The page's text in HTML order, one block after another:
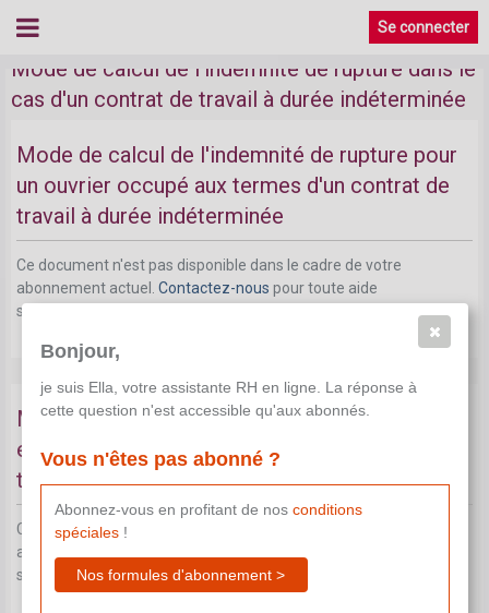
Se connecter
Mode de calcul de l'indemnité de rupture
Mode de calcul de l'indemnité de rupture dans le
cas d'un contrat de travail à durée indéterminée
Mode de calcul de l'indemnité de rupture pour
un ouvrier occupé aux termes d'un contrat de
travail à durée indéterminée
Ce document n'est pas disponible dans le cadre de votre
abonnement actuel. Contactez-nous pour toute aide
supplémentaire.
Mode de calcul de l'indemnité de rupture d'un
employé occupé aux termes d'un contrat de
travail à durée indéterminée
Ce document n'est pas disponible dans le cadre de votre
abonnement actuel.
supplémentaire.
Bonjour,
je suis Ella, votre assistante RH en ligne. La réponse à
cette question n'est accessible qu'aux abonnés.
Vous n'êtes pas abonné ?
Abonnez-vous en profitant de nos conditions
spéciales!
Nos formules d'abonnement >